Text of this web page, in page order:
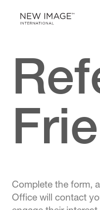
Complete the form,
Office will contact